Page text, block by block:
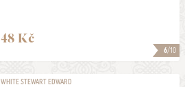
6/10
48 Kč
WHITE STEWART EDWARD